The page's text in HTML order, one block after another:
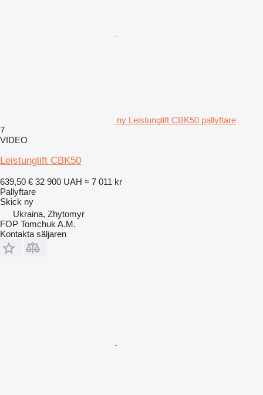
ny Leistunglift CBK50 pallyftare
7
VIDEO
Leistunglift CBK50
639,50 € 32 900 UAH ≈ 7 011 kr
Pallyftare
Skick ny
Ukraina, Zhytomyr
FOP Tomchuk A.M.
Kontakta säljaren